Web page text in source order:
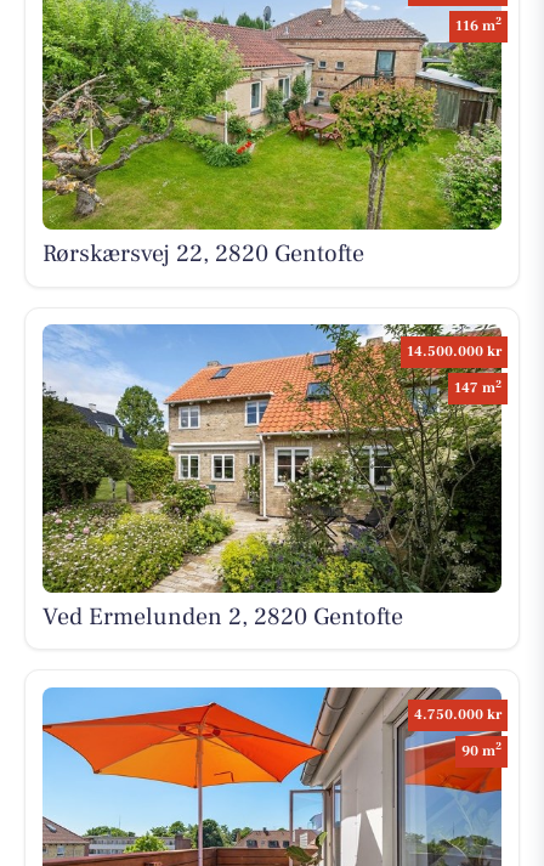
116 m2
Rørskærsvej 22, 2820 Gentofte
14.500.000 kr
147 m2
Ved Ermelunden 2, 2820 Gentofte
4.750.000 kr
90 m2